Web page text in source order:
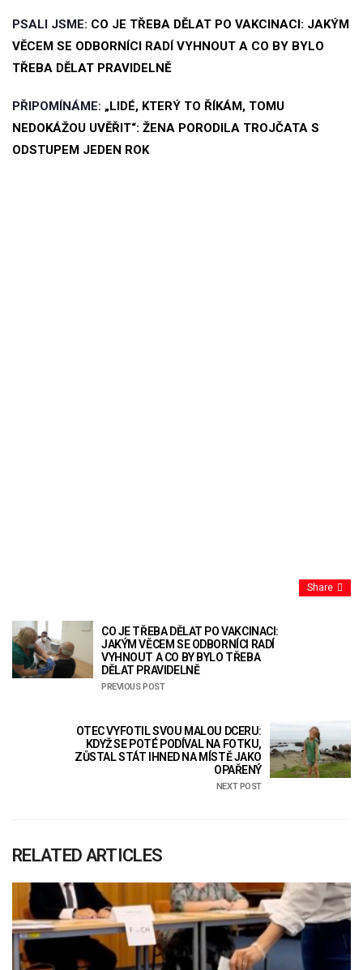
PSALI JSME: CO JE TŘEBA DĚLAT PO VAKCINACI: JAKÝM
VĚCEM SE ODBORNÍCI RADÍ VYHNOUT A CO BY BYLO
TŘEBA DĚLAT PRAVIDELNĚ
PŘIPOMÍNÁME: „LIDÉ, KTERÝ TO ŘÍKÁM, TOMU
NEDOKÁŽOU UVĚŘIT“: ŽENA PORODILA TROJČATA S
ODSTUPEM JEDEN ROK
Share
CO JE TŘEBA DĚLAT PO VAKCINACI:
JAKÝM VĚCEM SE ODBORNÍCI RADÍ
VYHNOUT A CO BY BYLO TŘEBA
DĚLAT PRAVIDELNĚ
PREVIOUS POST
OTEC VYFOTIL SVOU MALOU DCERU:
KDYŽ SE POTÉ PODÍVAL NA FOTKU,
ZŮSTAL STÁT IHNED NA MÍSTĚ JAKO
OPAŘENÝ
NEXT POST
RELATED ARTICLES